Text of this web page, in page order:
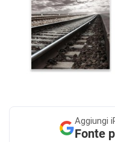
Aggiungi
Fonte